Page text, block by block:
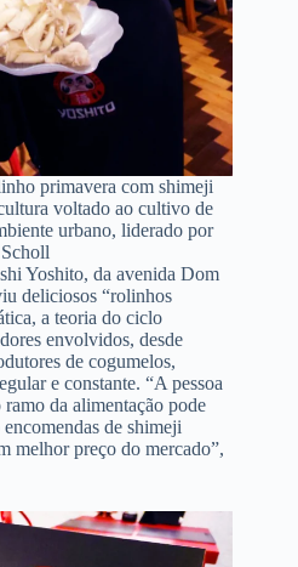
primavera com shimeji
voltado ao cultivo de
urbano, liderado por
Yoshito, da avenida Dom
deliciosos “rolinhos
a teoria do ciclo
envolvidos, desde
de cogumelos,
e constante. “A pessoa
da alimentação pode
de shimeji
melhor preço do mercado”,